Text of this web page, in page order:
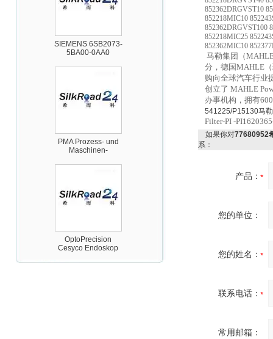
SIEMENS 6SB2073-
5BA00-0AA0
PMA Prozess- und
Maschinen-
Automation GmbH
OptoPrecision
Cesyco Endoskop
HTO 38 内窥镜
852362DRGVST10
852218MIC10
852362DRGVST100
852218MIC25
852362MIC10
马勒集团（
分，德国MAHLE
购向全球汽车行业
创立了 MAHLE
办事机构，拥有
541225/P15130马
Filter-PI -
如果你对77680952
系：
产品：
您的单位：
您的姓名：
联系电话：
常用邮箱：